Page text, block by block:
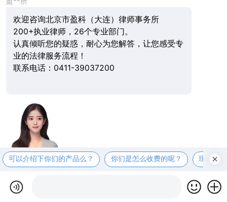
欢迎咨询北京市盈科（大连）律师事务所
200+执业律师，26个专业部门。
认真倾听您的疑惑，耐心为您解答，让您感受专
业的法律服务流程！
联系电话：0411-39037200
可以介绍下你们的产品么？ 你们是怎么收费的呢？ 现在有